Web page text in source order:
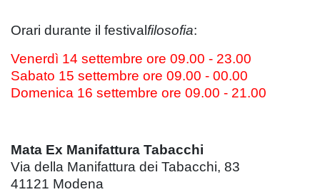
Orari durante il festivalfilosofia:
Venerdì 14 settembre ore 09.00 - 23.00
Sabato 15 settembre ore 09.00 - 00.00
Domenica 16 settembre ore 09.00 - 21.00
Mata Ex Manifattura Tabacchi
Via della Manifattura dei Tabacchi, 83
41121 Modena